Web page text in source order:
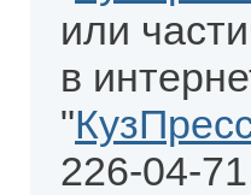
или
в
"
226-04-